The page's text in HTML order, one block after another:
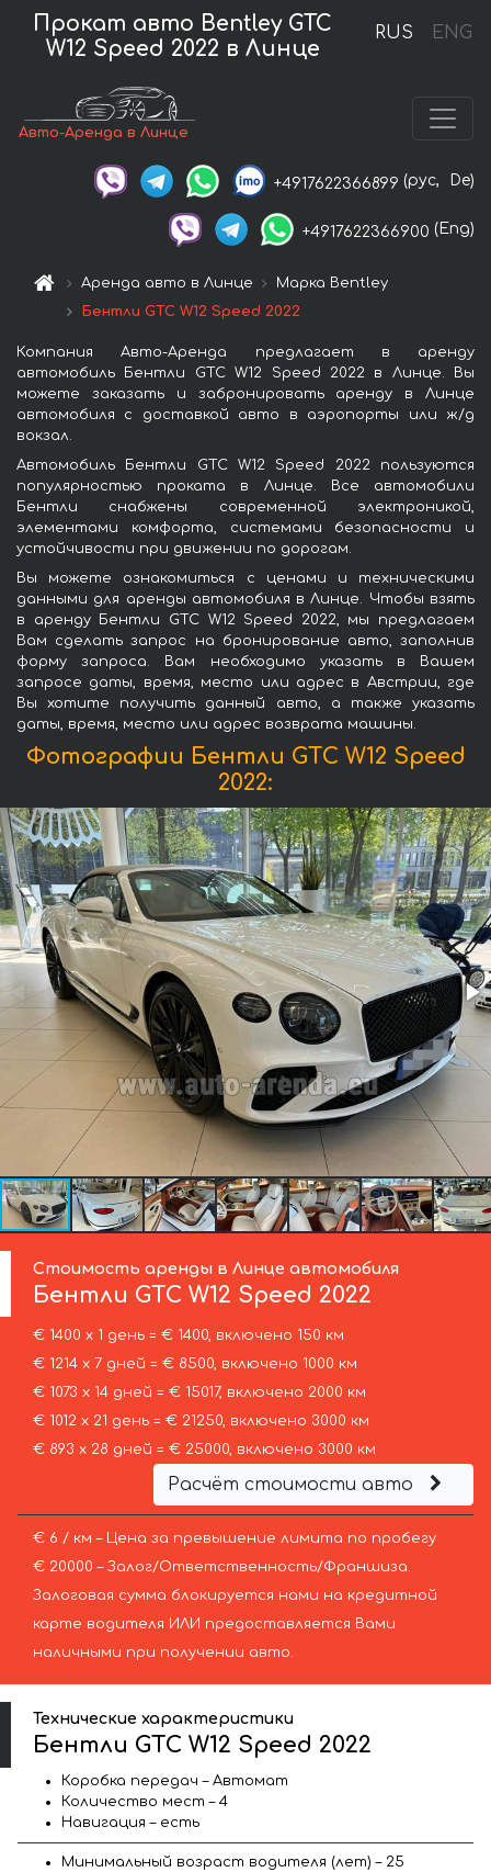
RUS ENG
Прокат авто Bentley GTC
W12 Speed 2022 в Линце
Авто-Аренда в Линце
+4917622366899 (рус, De)
+4917622366900 (Eng)
Аренда авто в Линце
Марка Bentley
Бентли GTC W12 Speed 2022
Компания Авто-Аренда предлагает в аренду
автомобиль Бентли GTC W12 Speed 2022 в Линце. Вы
можете заказать и забронировать аренду в Линце
автомобиля с доставкой авто в аэропорты или ж/д
вокзал.
Автомобиль Бентли GTC W12 Speed 2022 пользуются
популярностью проката в Линце. Все автомобили
Бентли снабжены современной электроникой,
элементами комфорта, системами безопасности и
устойчивости при движении по дорогам.
Вы можете ознакомиться с ценами и техническими
данными для аренды автомобиля в Линце. Чтобы взять
в аренду Бентли GTC W12 Speed 2022, мы предлагаем
Вам сделать запрос на бронирование авто, заполнив
форму запроса. Вам необходимо указать в Вашем
запросе даты, время, место или адрес в Австрии, где
Вы хотите получить данный авто, а также указать
даты, время, место или адрес возврата машины.
Фотографии Бентли GTC W12 Speed
2022:
Стоимость аренды в Линце автомобиля
Бентли GTC W12 Speed 2022
€ 1400 х 1 день = € 1400, включено 150 км
€ 1214 х 7 дней = € 8500, включено 1000 км
€ 1073 х 14 дней = € 15017, включено 2000 км
€ 1012 х 21 день = € 21250, включено 3000 км
€ 893 х 28 дней = € 25000, включено 3000 км
Расчёт стоимости авто
€ 6 / км – Цена за превышение лимита по пробегу
€ 20000 – Залог/Ответственность/Франшиза.
Залоговая сумма блокируется нами на кредитной
карте водителя ИЛИ предоставляется Вами
наличными при получении авто.
Технические характеристики
Бентли GTC W12 Speed 2022
Коробка передач – Автомат
Количество мест – 4
Навигация – есть
Минимальный возраст водителя (лет) – 25